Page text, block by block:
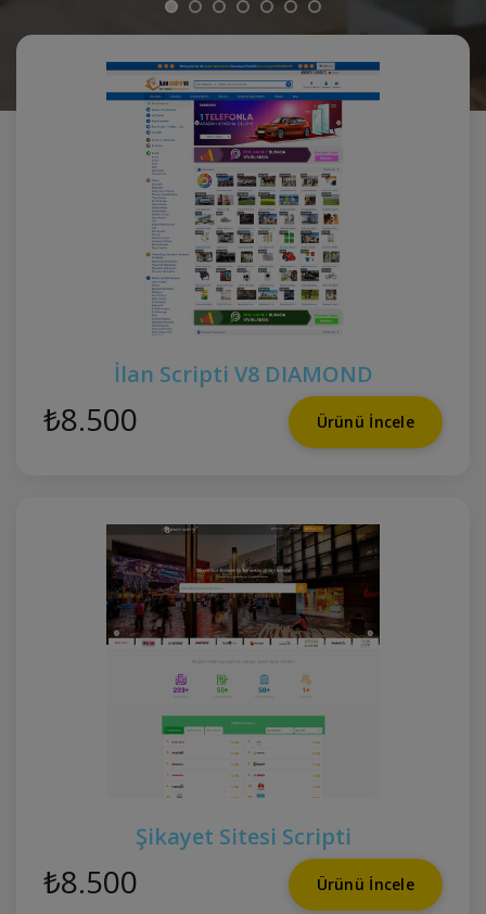
İlan Scripti V8 DIAMOND
₺8.500 Ürünü İncele
Şikayet Sitesi Scripti
₺8.500 Ürünü İncele